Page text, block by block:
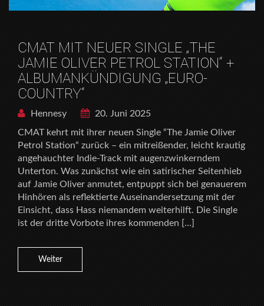
CMAT MIT NEUER SINGLE „THE
JAMIE OLIVER PETROL STATION“ +
ALBUMANKÜNDIGUNG „EURO-
COUNTRY“
Hennesy
20. Juni 2025
CMAT kehrt mit ihrer neuen Single “The Jamie Oliver
Petrol Station“ zurück – ein mitreißender, leicht krautig
angehauchter Indie-Track mit augenzwinkerndem
Unterton. Was zunächst wie ein satirischer Seitenhieb
auf Jamie Oliver anmutet, entpuppt sich bei genauerem
Hinhören als reflektierte Auseinandersetzung mit der
Einsicht, dass Hass niemandem weiterhilft. Die Single
ist der dritte Vorbote ihres kommenden […]
Weiter